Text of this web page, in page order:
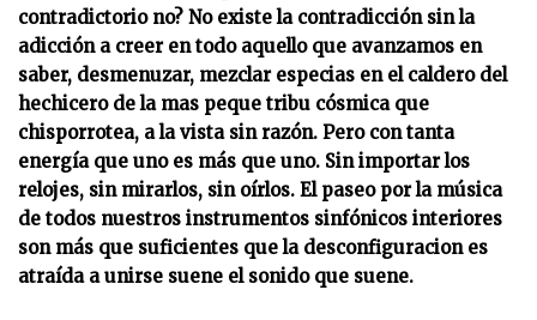
contradictorio no? No existe la contradicción sin la
adicción a creer en todo aquello que avanzamos en
saber, desmenuzar, mezclar especias en el caldero del
hechicero de la mas peque tribu cósmica que
chisporrotea, a la vista sin razón. Pero con tanta
energía que uno es más que uno. Sin importar los
relojes, sin mirarlos, sin oírlos. El paseo por la música
de todos nuestros instrumentos sinfónicos interiores
son más que suficientes que la desconfiguracion es
atraída a unirse suene el sonido que suene.